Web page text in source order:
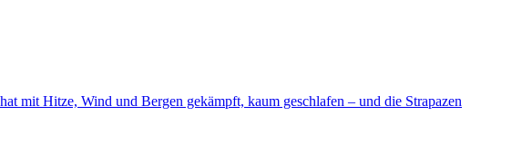
mit Hitze, Wind und Bergen gekämpft, kaum geschlafen – und die Strapazen